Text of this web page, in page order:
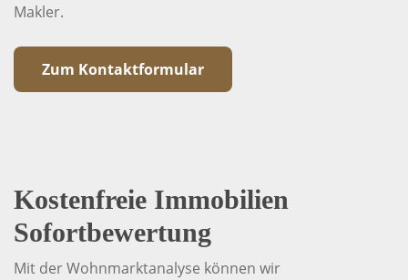
Makler.
Zum Kontaktformular
Kostenfreie Immobilien
Sofortbewertung
Mit der Wohnmarktanalyse können wir